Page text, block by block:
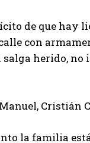
de que hay
con
herido,
Cristián
la familia